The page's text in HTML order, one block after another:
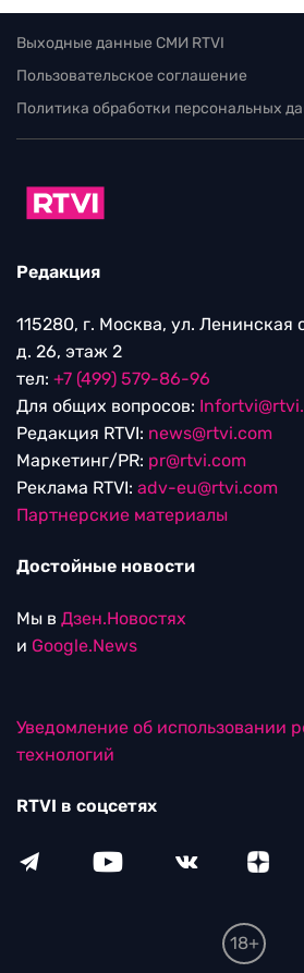
Выходные данные СМИ RTVI
Пользовательское соглашение
Политика обработки персональных
Редакция
115280, г. Москва, ул. Ленинская
д. 26, этаж 2
тел: +7 (499) 579-86-96
Для общих вопросов:
Редакция RTVI: news@rtvi.com
Маркетинг/PR: pr@rtvi.com
Реклама RTVI: adv-eu@rtvi.com
Партнерские материалы
Достойные новости
Мы в Дзен.Новостях
и Google.News
Уведомление об использовании
технологий
RTVI в соцсетях
18+